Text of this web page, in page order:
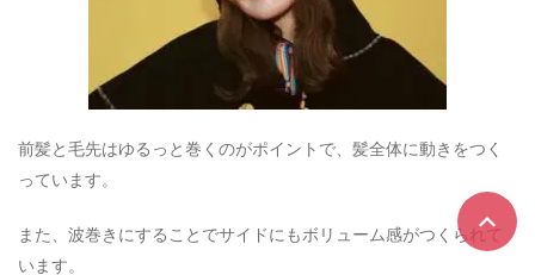
前髪と毛先はゆるっと巻くのがポイントで、髪全体に動きをつく
っています。
また、波巻きにすることでサイドにもボリューム感がつくられて
います。